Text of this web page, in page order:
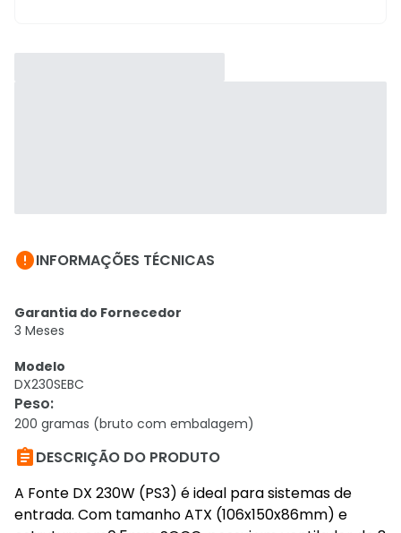
INFORMAÇÕES TÉCNICAS
Garantia do Fornecedor
3 Meses
Modelo
DX230SEBC
Peso:
200 gramas (bruto com embalagem)
DESCRIÇÃO DO PRODUTO
A Fonte DX 230W (PS3) é ideal para sistemas de
entrada. Com tamanho ATX (106x150x86mm) e